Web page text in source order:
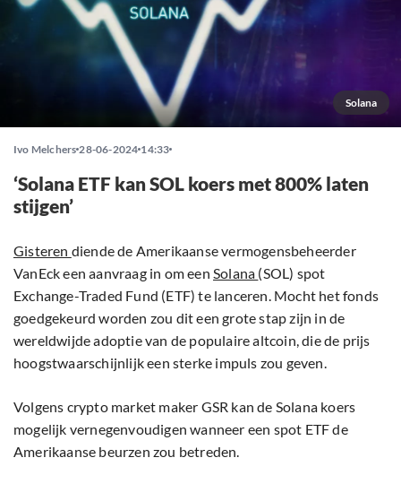
Solana
Ivo Melchers 28-06-2024 14:33
‘Solana ETF kan SOL koers met 800% laten
stijgen’
Gisteren diende de Amerikaanse vermogensbeheerder
VanEck een aanvraag in om een Solana (SOL) spot
Exchange-Traded Fund (ETF) te lanceren. Mocht het fonds
goedgekeurd worden zou dit een grote stap zijn in de
wereldwijde adoptie van de populaire altcoin, die de prijs
hoogstwaarschijnlijk een sterke impuls zou geven.
Volgens crypto market maker GSR kan de Solana koers
mogelijk vernegenvoudigen wanneer een spot ETF de
Amerikaanse beurzen zou betreden.